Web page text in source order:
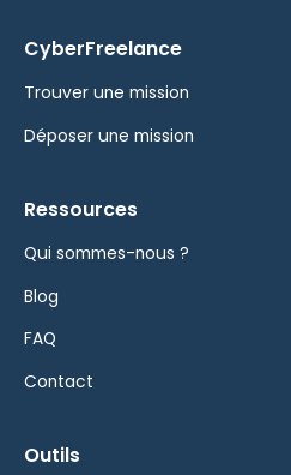
CyberFreelance
Trouver une mission
Déposer une mission
Ressources
Qui sommes-nous ?
Blog
FAQ
Contact
Outils